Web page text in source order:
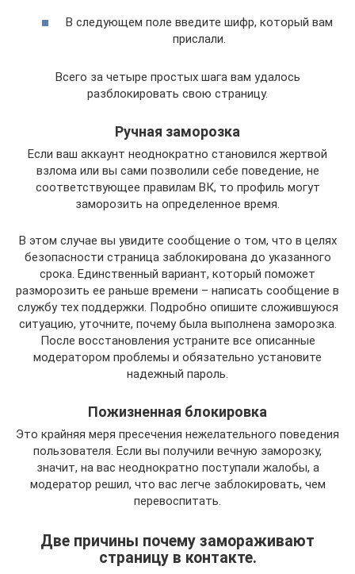
В следующем поле введите шифр, который вам
прислали.
Всего за четыре простых шага вам удалось
разблокировать свою страницу.
Ручная заморозка
Если ваш аккаунт неоднократно становился жертвой
взлома или вы сами позволили себе поведение, не
соответствующее правилам ВК, то профиль могут
заморозить на определенное время.
В этом случае вы увидите сообщение о том, что в целях
безопасности страница заблокирована до указанного
срока. Единственный вариант, который поможет
разморозить ее раньше времени – написать сообщение в
службу тех поддержки. Подробно опишите сложившуюся
ситуацию, уточните, почему была выполнена заморозка.
После восстановления устраните все описанные
модератором проблемы и обязательно установите
надежный пароль.
Пожизненная блокировка
Это крайняя меря пресечения нежелательного поведения
пользователя. Если вы получили вечную заморозку,
значит, на вас неоднократно поступали жалобы, а
модератор решил, что вас легче заблокировать, чем
перевоспитать.
Две причины почему замораживают
страницу в контакте.